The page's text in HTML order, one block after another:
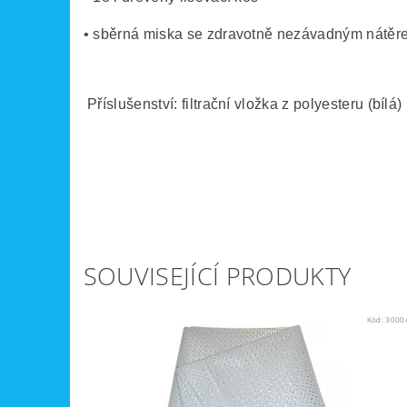
• sběrná miska se zdravotně nezávadným
Příslušenství: filtrační vložka z polyesteru (bílá)
SOUVISEJÍCÍ PRODUKTY
Kód: